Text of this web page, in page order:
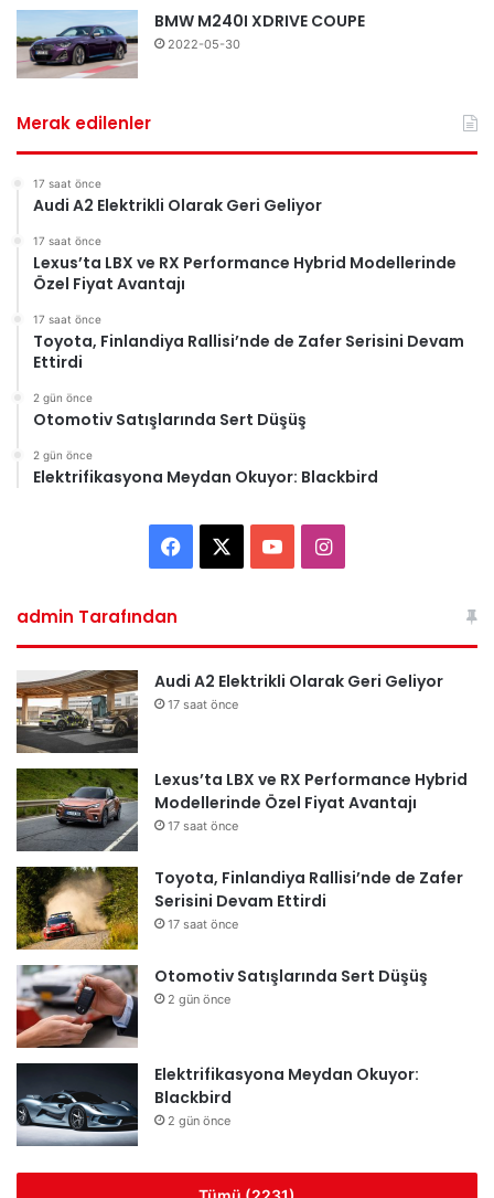
BMW M240I XDRIVE COUPE
2022-05-30
Merak edilenler
17 saat önce
Audi A2 Elektrikli Olarak Geri Geliyor
17 saat önce
Lexus’ta LBX ve RX Performance Hybrid Modellerinde
Özel Fiyat Avantajı
17 saat önce
Toyota, Finlandiya Rallisi’nde de Zafer Serisini Devam
Ettirdi
2 gün önce
Otomotiv Satışlarında Sert Düşüş
2 gün önce
Elektrifikasyona Meydan Okuyor: Blackbird
Facebook YouTubeInstagram
admin Tarafından
Audi A2 Elektrikli Olarak Geri Geliyor
17 saat önce
Lexus’ta LBX ve RX Performance Hybrid
Modellerinde Özel Fiyat Avantajı
17 saat önce
Toyota, Finlandiya Rallisi’nde de Zafer
Serisini Devam Ettirdi
17 saat önce
Otomotiv Satışlarında Sert Düşüş
2 gün önce
Elektrifikasyona Meydan Okuyor:
Blackbird
2 gün önce